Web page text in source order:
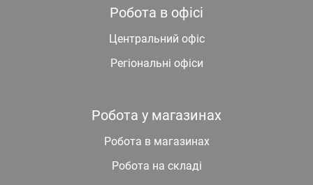
Робота в офісі
Центральний офіс
Регіональні офіси
Робота у магазинах
Робота в магазинах
Робота на складі